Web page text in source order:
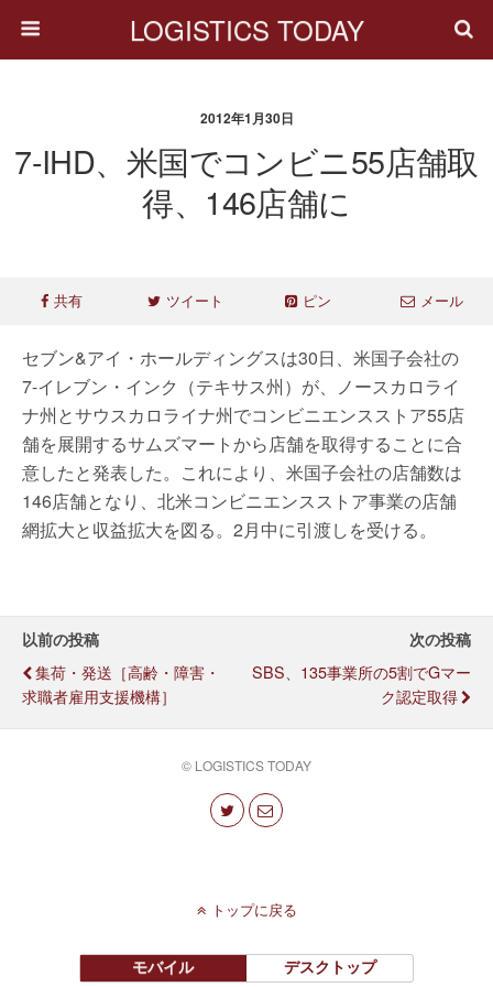
LOGISTICS TODAY
2012年1月30日
7-IHD、米国でコンビニ55店舗取
得、146店舗に
共有 ツイート ピン メール
セブン&アイ・ホールディングスは30日、米国子会社の
7-イレブン・インク（テキサス州）が、ノースカロライ
ナ州とサウスカロライナ州でコンビニエンスストア55店
舗を展開するサムズマートから店舗を取得することに合
意したと発表した。これにより、米国子会社の店舗数は
146店舗となり、北米コンビニエンスストア事業の店舗
網拡大と収益拡大を図る。2月中に引渡しを受ける。
以前の投稿
集荷・発送［高齢・障害・
求職者雇用支援機構］
次の投稿
SBS、135事業所の5割でGマー
ク認定取得
© LOGISTICS TODAY
トップに戻る
モバイル デスクトップ